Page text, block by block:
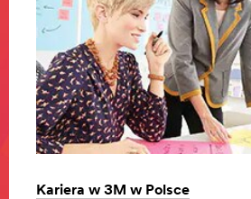
Kariera w 3M w Polsce